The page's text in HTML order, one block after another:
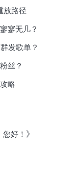
放路径
寥无几？
发歌单？
丝？
略
好！ 》